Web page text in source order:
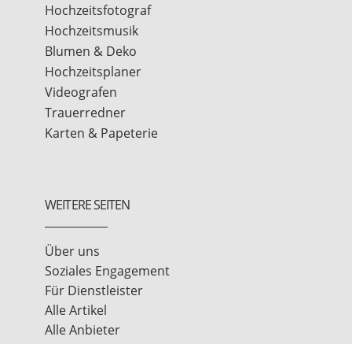
Hochzeitsfotograf
Hochzeitsmusik
Blumen & Deko
Hochzeitsplaner
Videografen
Trauerredner
Karten & Papeterie
WEITERE SEITEN
Über uns
Soziales Engagement
Für Dienstleister
Alle Artikel
Alle Anbieter